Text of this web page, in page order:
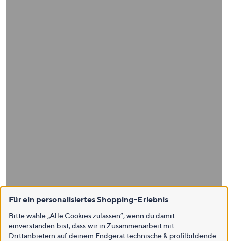
Für ein personalisiertes Shopping-Erlebnis
Bitte wähle „Alle Cookies zulassen“, wenn du damit
einverstanden bist, dass wir in Zusammenarbeit mit
Drittanbietern auf deinem Endgerät technische & profilbildende